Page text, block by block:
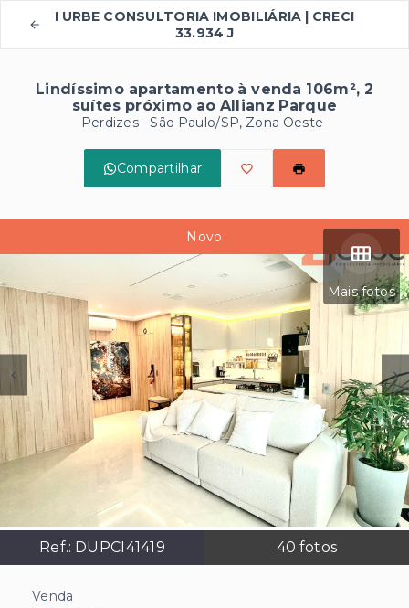
I URBE CONSULTORIA IMOBILIÁRIA | CRECI
33.934 J
Lindíssimo apartamento à venda 106m², 2
suítes próximo ao Allianz Parque
Perdizes - São Paulo/SP, Zona Oeste
Compartilhar
Mais fotos
Ref.: DUPCI41419 40 fotos
Novo
Venda